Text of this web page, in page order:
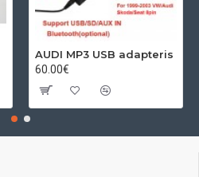
AUDI MP3 USB adapteris
60.00€